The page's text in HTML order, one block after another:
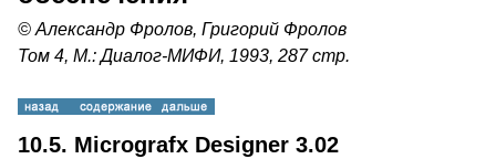
© Александр Фролов, Григорий Фролов
Том 4, М.: Диалог-МИФИ, 1993, 287 стр.
10.5. Micrografx Designer 3.02